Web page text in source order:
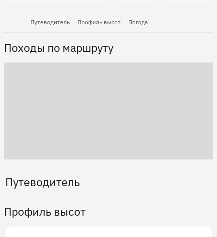
Путеводитель Профиль высот Погода
Походы по маршруту
Путеводитель
Профиль высот